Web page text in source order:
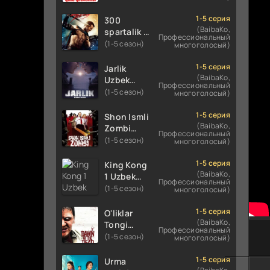
tilida
koreya
seryali
barcha
o'zbek
tilida
tilida 2016
O'zbekcha
tarjima
HD
skachat
300
spartalik 2
/ Uch yuz
2 Premyera
Uzbek
tilida 2013
tarjima
kino HD
skachat
(1-5 сезон)
1-5 серия
(BaibaKo,
Профессиональный
многоголосый)
Jarlik
Uzbek
tilida 2025
tarjima
kino HD
skachat
(1-5 сезон)
1-5 серия
(BaibaKo,
Профессиональный
многоголосый)
Shon Ismli
Zombi
Uzbek
O'zbekcha
tarjima
kino HD
(1-5 сезон)
1-5 серия
(BaibaKo,
Профессиональный
многоголосый)
King Kong
1 Uzbek
tilida 2005
tarjima
kino HD
skachat
(1-5 сезон)
1-5 серия
(BaibaKo,
Профессиональный
многоголосый)
O'liklar
Tongi
Uzbek
(2004)
(1-5 сезон)
1-5 серия
(BaibaKo,
Профессиональный
многоголосый)
Urma
1-5 серия